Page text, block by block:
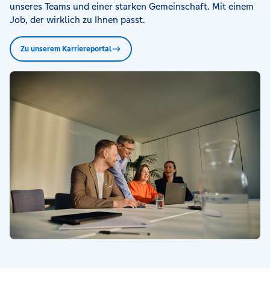
unseres Teams und einer starken Gemeinschaft. Mit einem
Job, der wirklich zu Ihnen passt.
Zu unserem Karriereportal